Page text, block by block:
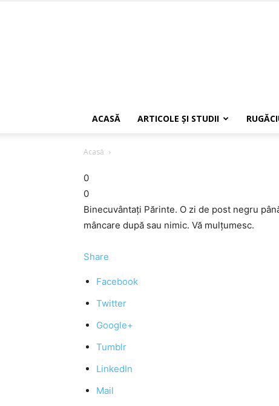
ACASĂ ARTICOLE ŞI STUDII
Acasă
0
0
Binecuvântați Părinte. O zi de post negru
mâncare după sau nimic. Vă mulțumesc.
Share
Facebook
Twitter
Google+
Tumblr
LinkedIn
Mail